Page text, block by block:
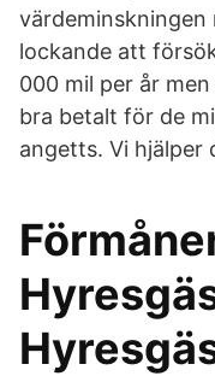
värdeminskningen
lockande att
000 mil per år
bra betalt för de
angetts. Vi hjälper